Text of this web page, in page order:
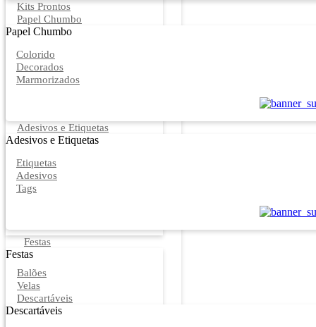
Kits Prontos
Papel Chumbo
Papel Chumbo
Colorido
Decorados
Marmorizados
Adesivos e Etiquetas
Adesivos e Etiquetas
Etiquetas
Adesivos
Tags
Festas
Festas
Balões
Velas
Descartáveis
Descartáveis